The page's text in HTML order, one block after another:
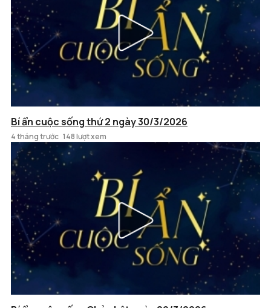
Bí ẩn cuộc sống thứ 2 ngày 30/3/2026
4 tháng trước 148 lượt xem